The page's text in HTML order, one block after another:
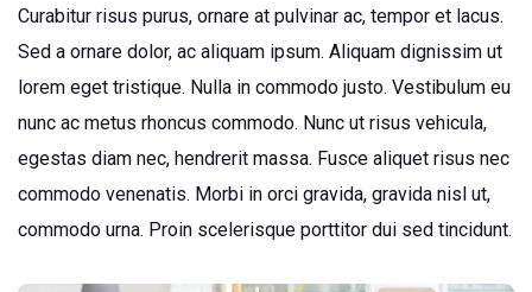
Curabitur risus purus, ornare at pulvinar ac, tempor et lacus.
Sed a ornare dolor, ac aliquam ipsum. Aliquam dignissim ut
lorem eget tristique. Nulla in commodo justo. Vestibulum eu
nunc ac metus rhoncus commodo. Nunc ut risus vehicula,
egestas diam nec, hendrerit massa. Fusce aliquet risus nec
commodo venenatis. Morbi in orci gravida, gravida nisl ut,
commodo urna. Proin scelerisque porttitor dui sed tincidunt.